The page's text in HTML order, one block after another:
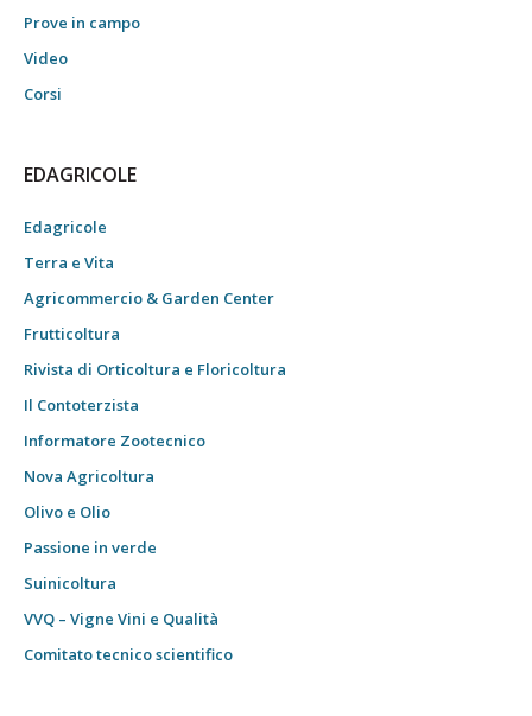
Prove in campo
Video
Corsi
EDAGRICOLE
Edagricole
Terra e Vita
Agricommercio & Garden Center
Frutticoltura
Rivista di Orticoltura e Floricoltura
Il Contoterzista
Informatore Zootecnico
Nova Agricoltura
Olivo e Olio
Passione in verde
Suinicoltura
VVQ – Vigne Vini e Qualità
Comitato tecnico scientifico